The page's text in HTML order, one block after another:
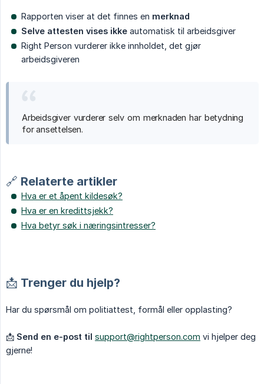
Rapporten viser at det finnes en merknad
Selve attesten vises ikke automatisk til arbeidsgiver
Right Person vurderer ikke innholdet, det gjør
arbeidsgiveren
Arbeidsgiver vurderer selv om merknaden har betydning
for ansettelsen.
🔗 Relaterte artikler
Hva er et åpent kildesøk?
Hva er en kredittsjekk?
Hva betyr søk i næringsintresser?
📩 Trenger du hjelp?
Har du spørsmål om politiattest, formål eller opplasting?
📩 Send en e-post til support@rightperson.com vi hjelper deg
gjerne!